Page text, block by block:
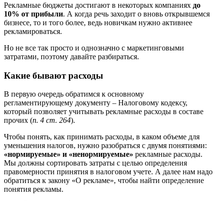
Рекламные бюджеты достигают в некоторых компаниях до
10% от прибыли. А когда речь заходит о вновь открывшемся
бизнесе, то и того более, ведь новичкам нужно активнее
рекламироваться.
Но не все так просто и однозначно с маркетинговыми
затратами, поэтому давайте разбираться.
Какие бывают расходы
В первую очередь обратимся к основному
регламентирующему документу – Налоговому кодексу,
который позволяет учитывать рекламные расходы в составе
прочих (п. 4 ст. 264).
Чтобы понять, как принимать расходы, в каком объеме для
уменьшения налогов, нужно разобраться с двумя понятиями:
«нормируемые» и «ненормируемые» рекламные расходы.
Мы должны сортировать затраты с целью определения
правомерности принятия в налоговом учете. А далее нам надо
обратиться к закону «О рекламе», чтобы найти определение
понятия рекламы.